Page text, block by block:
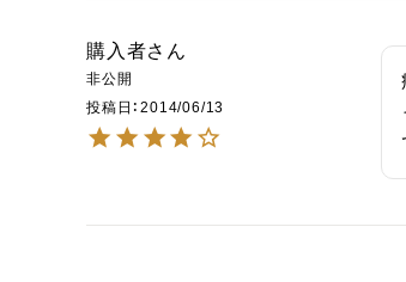
購入者
非公開
投稿日
2014/06/13